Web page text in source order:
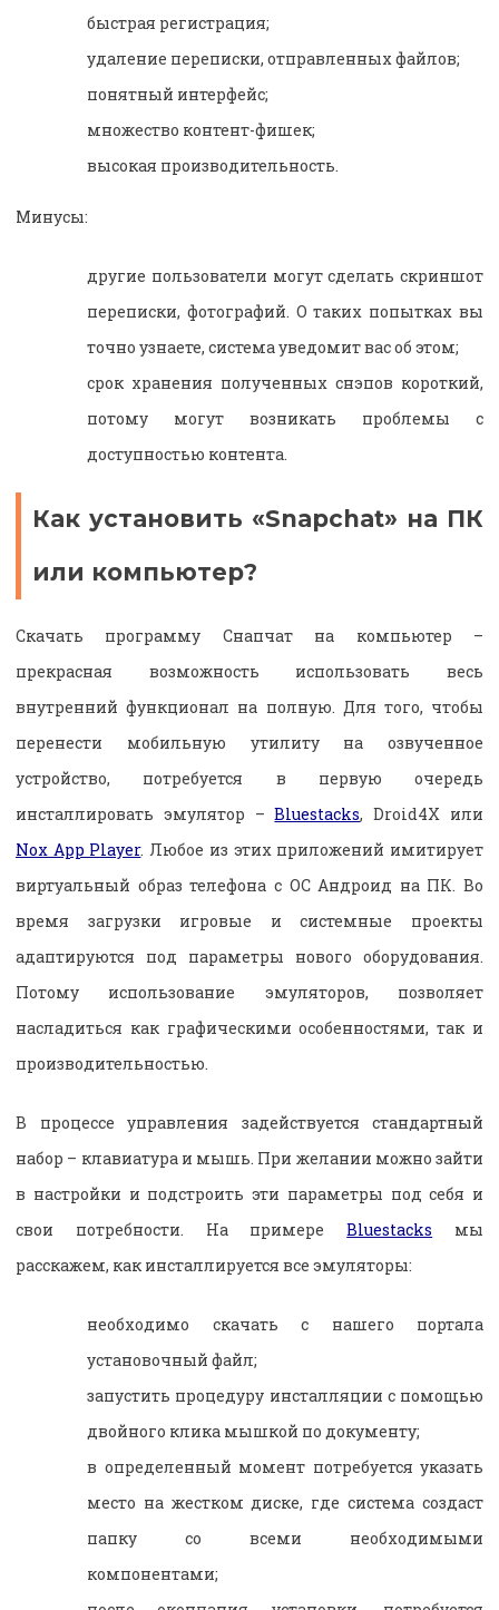
быстрая регистрация;
удаление переписки, отправленных файлов;
понятный интерфейс;
множество контент-фишек;
высокая производительность.
Минусы:
другие пользователи могут сделать скриншот
переписки, фотографий. О таких попытках вы
точно узнаете, система уведомит вас об этом;
срок хранения полученных снэпов короткий,
потому могут возникать проблемы с
доступностью контента.
Как установить «Snapchat» на ПК
или компьютер?
Скачать программу Снапчат на компьютер –
прекрасная возможность использовать весь
внутренний функционал на полную. Для того, чтобы
перенести мобильную утилиту на озвученное
устройство, потребуется в первую очередь
инсталлировать эмулятор –Bluestacks, Droid4X или
Nox App Player. Любое из этих приложений имитирует
виртуальный образ телефона с ОС Андроид на ПК. Во
время загрузки игровые и системные проекты
адаптируются под параметры нового оборудования.
Потому использование эмуляторов, позволяет
насладиться как графическими особенностями, так и
производительностью.
В процессе управления задействуется стандартный
набор – клавиатура и мышь. При желании можно зайти
в настройки и подстроить эти параметры под себя и
свои потребности. На примереBluestacks мы
расскажем, как инсталлируется все эмуляторы:
необходимо скачать с нашего портала
установочный файл;
запустить процедуру инсталляции с помощью
двойного клика мышкой по документу;
в определенный момент потребуется указать
место на жестком диске, где система создаст
папку со всеми необходимыми
компонентами;